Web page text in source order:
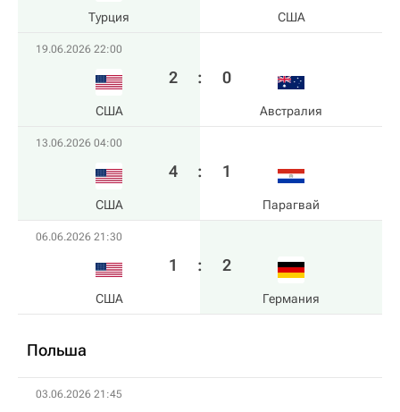
Турция США
19.06.2026 22:00
США
2 : 0
Австралия
13.06.2026 04:00
США
4 : 1
Парагвай
06.06.2026 21:30
США
1 : 2
Германия
Польша
03.06.2026 21:45